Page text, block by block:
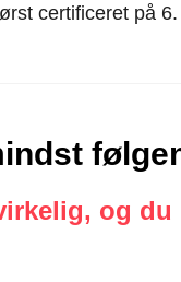
certificeret på
og du